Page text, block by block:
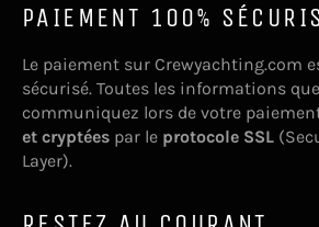
PAIEMENT 100%
Le paiement sur Crewyachting.com
sécurisé. Toutes les informations
communiquez lors de votre
et cryptées par le protocole SSL
Layer).